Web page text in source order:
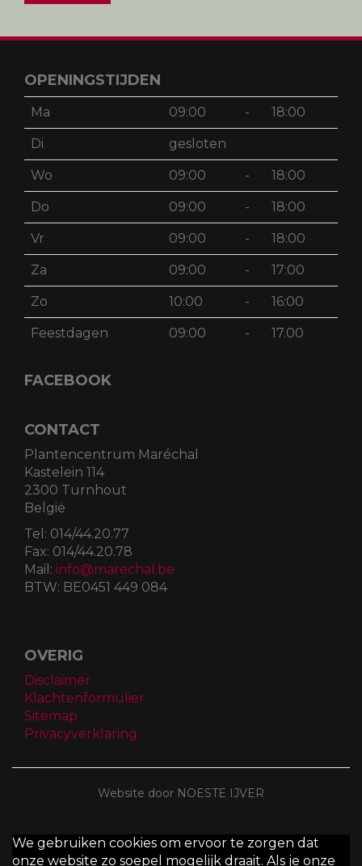
OPENINGSTIJDEN
Ma 09:00 - 18:00
Di gesloten
Wo 09:00 - 18:00
Do 09:00 - 18:00
Vr 09:00 - 18:00
Za 09:00 - 17:00
Zo 10:00 - 16:00
Feestdagen 09:00 - 17.00
FACEBOOK
CONTACT
Plantencentrum Maréchal
Kastelein 114
2300 Turnhout
België
Tel: 014/44.20.77
Fax: 014/44.20.78
Mail: info@marechal.be
BTW: BE0451 449 084
OVERIG
Disclaimer
Klachtenformulier
Sitemap
Privacyverklaring
Website door NOESTE IJVER
We gebruiken cookies om ervoor te zorgen dat
onze website zo soepel mogelijk draait. Als je onze